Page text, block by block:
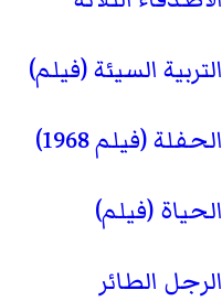
التربية السيئة (فيلم)
الحفلة (فيلم 1968)
الحياة (فيلم)
الرجل الطائر